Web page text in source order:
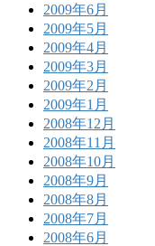
2009年6月
2009年5月
2009年4月
2009年3月
2009年2月
2009年1月
2008年12月
2008年11月
2008年10月
2008年9月
2008年8月
2008年7月
2008年6月